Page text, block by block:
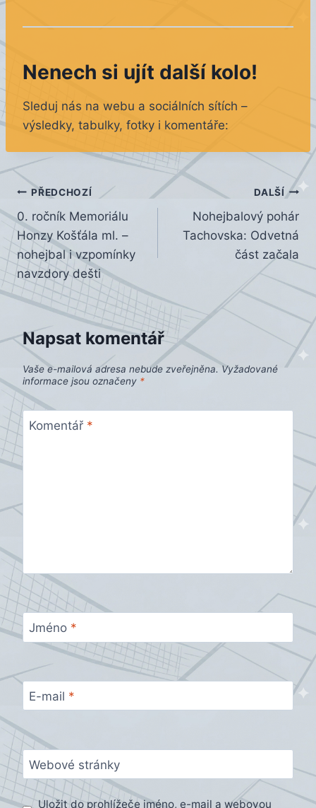
Nenech si ujít další kolo!
Sleduj nás na webu a sociálních sítích –
výsledky, tabulky, fotky i komentáře:
Navigace
pro
příspěvek
PŘEDCHOZÍ
0. ročník Memoriálu
Honzy Košťála ml. –
nohejbal i vzpomínky
navzdory dešti
DALŠÍ
Nohejbalový pohár
Tachovska: Odvetná
část začala
Napsat komentář
Vaše e-mailová adresa nebude zveřejněna. Vyžadované
informace jsou označeny *
Komentář *
Jméno *
E-mail *
Webové stránky
Uložit do prohlížeče jméno, e-mail a webovou